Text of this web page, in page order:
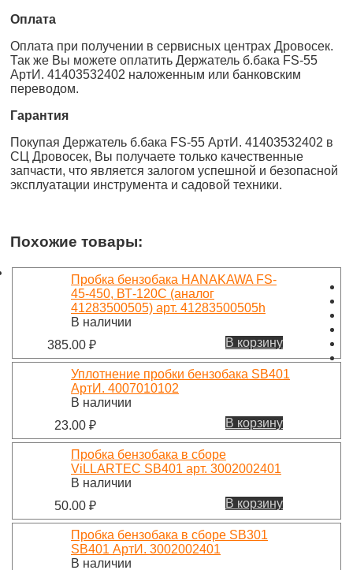
Оплата
Оплата при получении в сервисных центрах Дровосек.
Так же Вы можете оплатить Держатель б.бака FS-55
АртИ. 41403532402 наложенным или банковским
переводом.
Гарантия
Покупая Держатель б.бака FS-55 АртИ. 41403532402 в
СЦ Дровосек, Вы получаете только качественные
запчасти, что является залогом успешной и безопасной
эксплуатации инструмента и садовой техники.
Похожие товары:
Пробка бензобака HANAKAWA FS-
45-450, ВТ-120С (аналог
41283500505) арт. 41283500505h
В наличии
385.00 ₽ В корзину
Уплотнение пробки бензобака SB401
АртИ. 4007010102
В наличии
23.00 ₽ В корзину
Пробка бензобака в сборе
ViLLARTEC SB401 арт. 3002002401
В наличии
50.00 ₽ В корзину
Пробка бензобака в сборе SB301
SB401 АртИ. 3002002401
В наличии